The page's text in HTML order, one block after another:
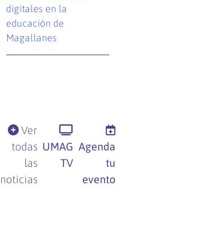
digitales en la
educación de
Magallanes
Ver
todas
las
noticias
UMAG
TV
Agenda
tu
evento